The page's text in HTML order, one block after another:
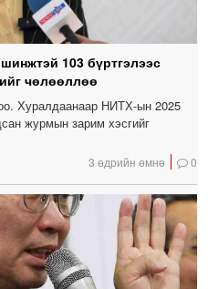
103 бүртгэлээс
чөлөөллөө
Хуралдаанаар НИТХ-ын 2025
журмын зарим хэсгийг
3 өдрийн өмнө 0